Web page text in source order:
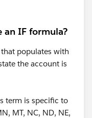
an IF formula?
populates with
the account is
term is specific to
MT, NC, ND, NE,